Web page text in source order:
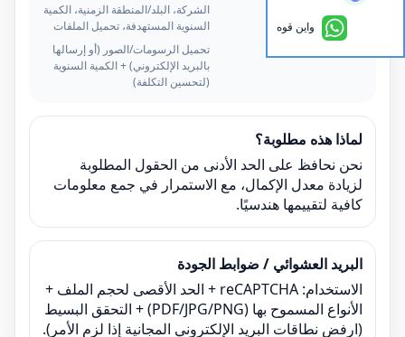
خياري
الشركة، البلد/المنطقة الزمنية، الكمية
السنوية المستهدفة، تحميل الملفات
تحميل الرسومات/الصور (أو إرسالها
بالبريد الإلكتروني) + الكمية السنوية
(لتحسين التكلفة)
لماذا هذه مطلوبة؟
نحن نحافظ على الحد الأدنى من الحقول المطلوبة
لزيادة معدل الإكمال، مع الاستمرار في جمع معلومات
كافية لتقييمها هندسيًا.
البريد العشوائي / ضوابط الجودة
الاستخدام: reCAPTCHA + الحد الأقصى لحجم الملف +
الأنواع المسموح بها (PDF/JPG/PNG) + التحقق البسيط
(ارفض نطاقات البريد الإلكتروني المجانية إذا لزم الأمر).
واين قوه